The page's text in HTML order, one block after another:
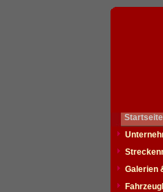
Startseite
Galerien